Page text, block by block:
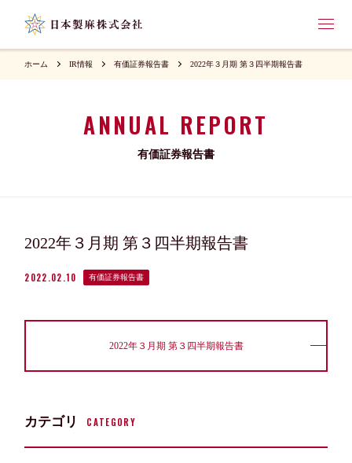
ホーム IR情報 有価証券報告書 2022年３月期 第３四半期報告書
ANNUAL REPORT
有価証券報告書
2022年３月期 第３四半期報告書
2022.02.10 有価証券報告書
2022年３月期 第３四半期報告書
カテゴリ CATEGORY